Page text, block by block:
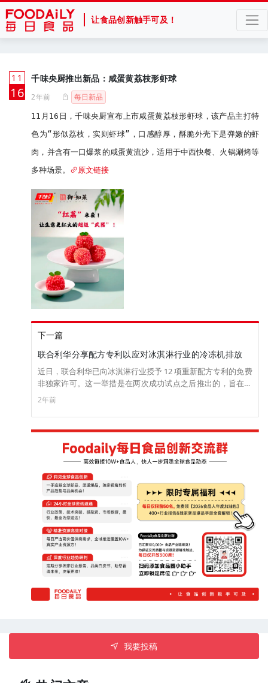
让食品创新触手可及！
11
月
16
千味央厨推出新品：咸蛋黄荔枝形虾球
2年前 每日新品
11月16日，千味央厨宣布上市咸蛋黄荔枝形虾球，该产品主打特
色为“形似荔枝，实则虾球”，口感醇厚，酥脆外壳下是弹嫩的虾
肉，并含有一口爆浆的咸蛋黄流沙，适用于中西快餐、火锅涮烤等
多种场景。
原文链接
下一篇
联合利华分享配方专利以应对冰淇淋行业的冷冻机排放
近日，联合利华已向冰淇淋行业授予 12 项重新配方专利的免费
非独家许可。这一举措是在两次成功试点之后推出的，旨在优
化最后一英里的冰淇淋冷冻柜。 联合利华决定提供这些专利，
旨在改变冰淇淋行业，使制造商能够重新配制产品，使其在
-12°C 的较热冷冻温度下保持稳定，这与当前的 -18°C 标准不
同。该公司预计，这种合作将在全球范围内带来更节能的冷冻
度的雄心，同时保持质量和消费者体验。 联合利华全球冰淇淋
研发中心 Colworth 的广泛研究以及德国的两个成功试点证
实，在 -12°C 的较高温度下，每个冷冻柜的能耗可降低约
25%。这不仅有利于环境，而且使冷冻机的运行更具成本效
益。
2年前
我要投稿